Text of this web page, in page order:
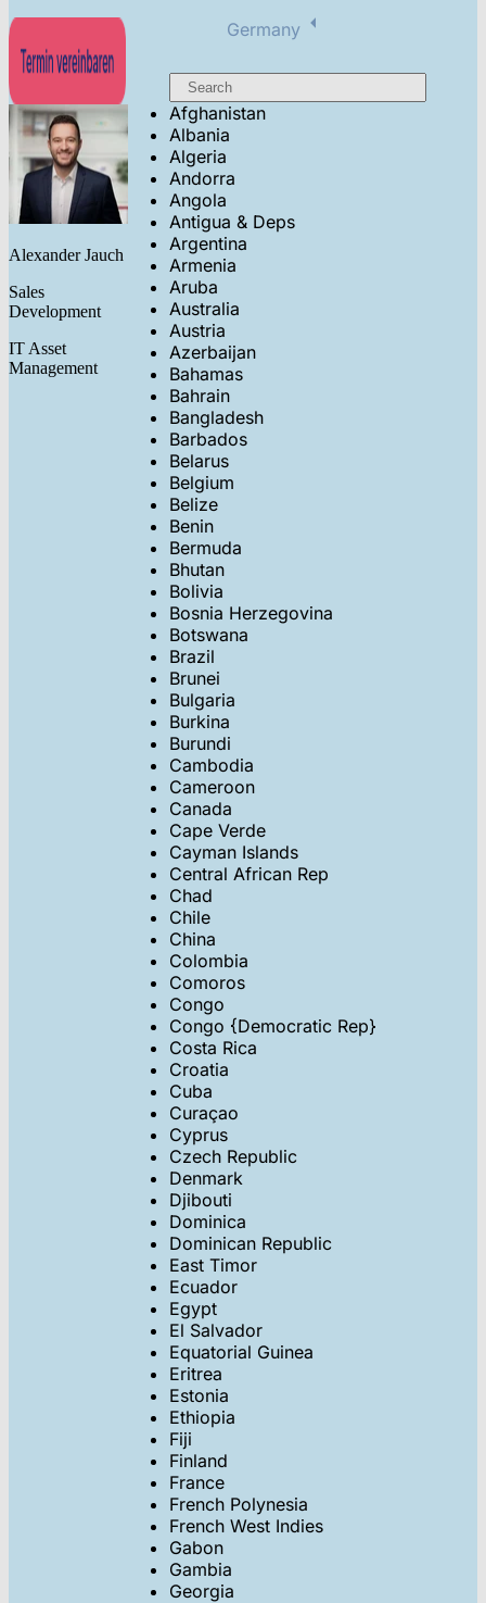
Alexander Jauch
Sales
Development
IT Asset
Management
Germany
Afghanistan
Albania
Algeria
Andorra
Angola
Antigua & Deps
Argentina
Armenia
Aruba
Australia
Austria
Azerbaijan
Bahamas
Bahrain
Bangladesh
Barbados
Belarus
Belgium
Belize
Benin
Bermuda
Bhutan
Bolivia
Bosnia Herzegovina
Botswana
Brazil
Brunei
Bulgaria
Burkina
Burundi
Cambodia
Cameroon
Canada
Cape Verde
Cayman Islands
Central African Rep
Chad
Chile
China
Colombia
Comoros
Congo
Congo {Democratic Rep}
Costa Rica
Croatia
Cuba
Curaçao
Cyprus
Czech Republic
Denmark
Djibouti
Dominica
Dominican Republic
East Timor
Ecuador
Egypt
El Salvador
Equatorial Guinea
Eritrea
Estonia
Ethiopia
Fiji
Finland
France
French Polynesia
French West Indies
Gabon
Gambia
Georgia